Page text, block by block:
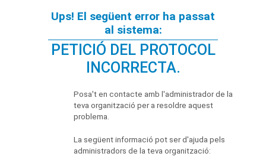
Ups! El següent error ha passat
al sistema:
PETICIÓ DEL PROTOCOL
INCORRECTA.
Posa't en contacte amb l'administrador de la
teva organització per a resoldre aquest
problema.
La següent informació pot ser d'ajuda pels
administradors de la teva organització: